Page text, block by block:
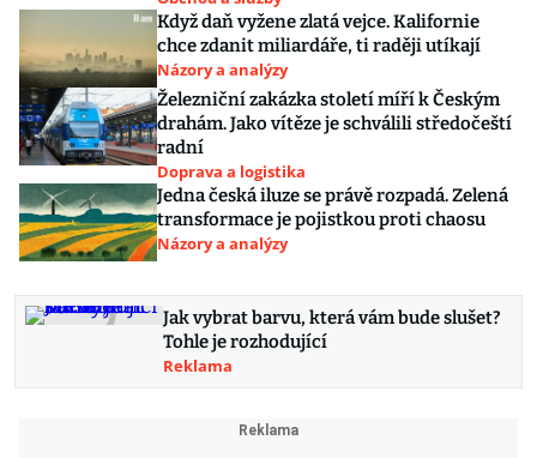
Když daň vyžene zlatá vejce. Kalifornie
chce zdanit miliardáře, ti raději utíkají
Názory a analýzy
Železniční zakázka století míří k Českým
drahám. Jako vítěze je schválili středočeští
radní
Doprava a logistika
Jedna česká iluze se právě rozpadá. Zelená
transformace je pojistkou proti chaosu
Názory a analýzy
Jak vybrat barvu, která vám bude slušet?
Tohle je rozhodující
Reklama